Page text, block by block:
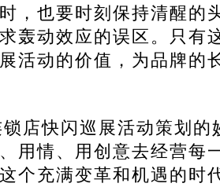
，也要时刻保持清醒的
轰动效应的误区。只有
活动的价值，为品牌的
店快闪巡展活动策划的
用情、用创意去经营每
个充满变革和机遇的时